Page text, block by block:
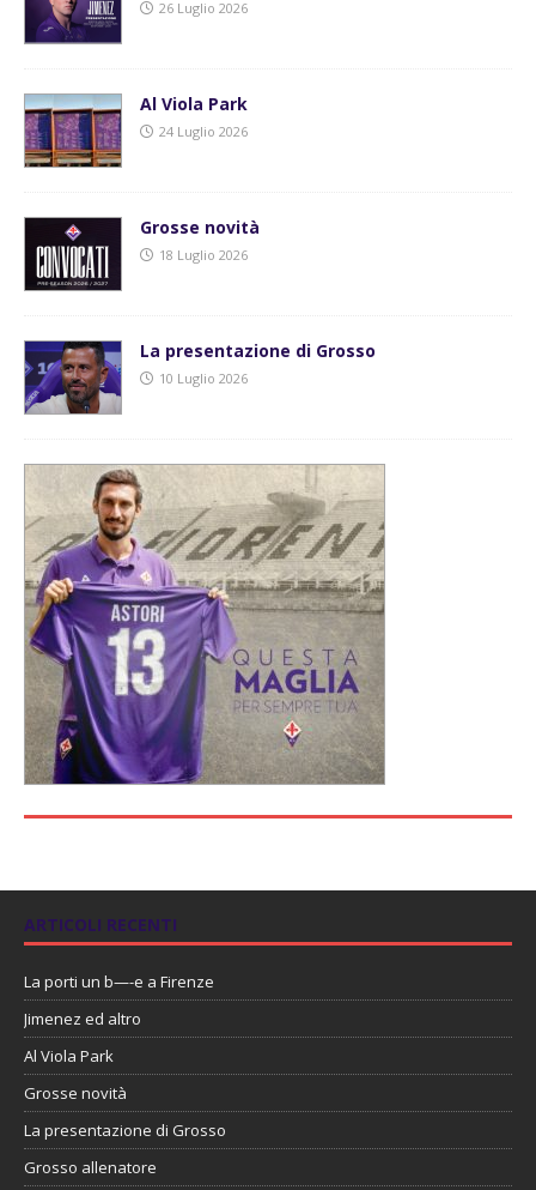
26 Luglio 2026
Al Viola Park
24 Luglio 2026
Grosse novità
18 Luglio 2026
La presentazione di Grosso
10 Luglio 2026
ARTICOLI RECENTI
La porti un b—-e a Firenze
Jimenez ed altro
Al Viola Park
Grosse novità
La presentazione di Grosso
Grosso allenatore